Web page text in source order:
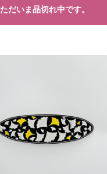
ただいま品切れ中です。